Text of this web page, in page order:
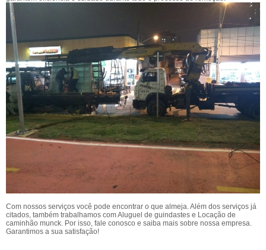
Com nossos serviços você pode encontrar o que almeja. Além dos serviços já
citados, também trabalhamos com Aluguel de guindastes e Locação de
caminhão munck. Por isso, fale conosco e saiba mais sobre nossa empresa.
Garantimos a sua satisfação!